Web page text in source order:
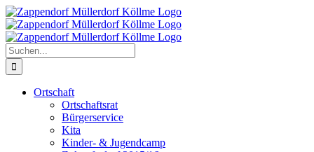
Zum
Inhalt
springen
Suche
nach:
Ortschaft
Ortschaftsrat
Bürgerservice
Kita
Kinder- & Jugendcamp